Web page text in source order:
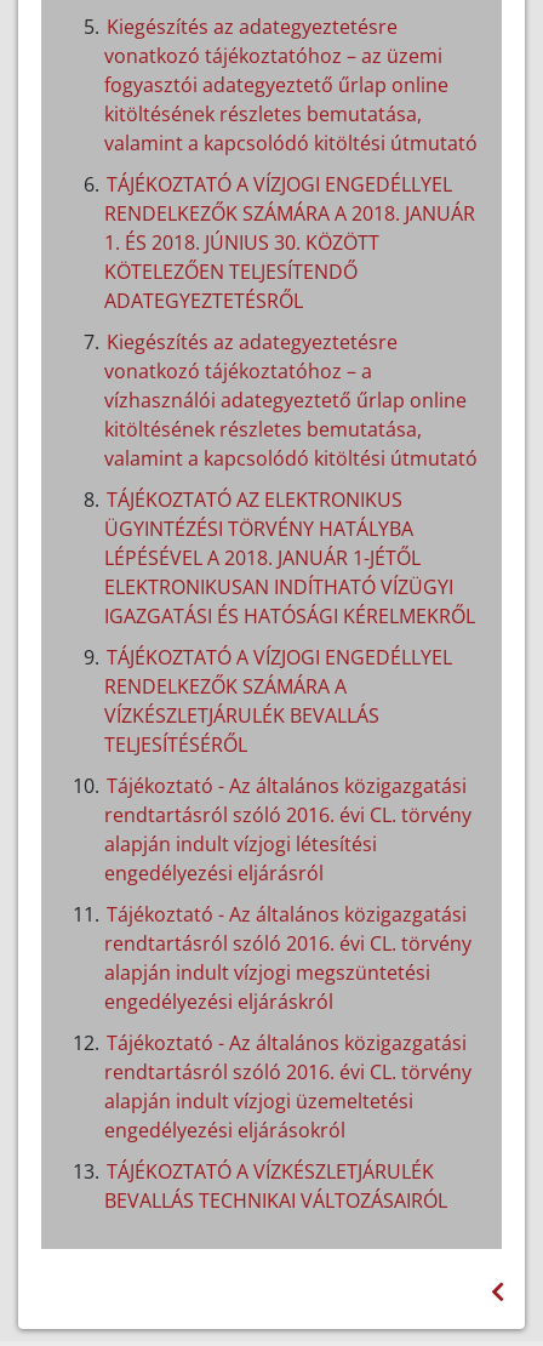
Kiegészítés az adategyeztetésre
vonatkozó tájékoztatóhoz – az üzemi
fogyasztói adategyeztető űrlap online
kitöltésének részletes bemutatása,
valamint a kapcsolódó kitöltési útmutató
TÁJÉKOZTATÓ A VÍZJOGI ENGEDÉLLYEL
RENDELKEZŐK SZÁMÁRA A 2018. JANUÁR
1. ÉS 2018. JÚNIUS 30. KÖZÖTT
KÖTELEZŐEN TELJESÍTENDŐ
ADATEGYEZTETÉSRŐL
Kiegészítés az adategyeztetésre
vonatkozó tájékoztatóhoz – a
vízhasználói adategyeztető űrlap online
kitöltésének részletes bemutatása,
valamint a kapcsolódó kitöltési útmutató
TÁJÉKOZTATÓ AZ ELEKTRONIKUS
ÜGYINTÉZÉSI TÖRVÉNY HATÁLYBA
LÉPÉSÉVEL A 2018. JANUÁR 1-JÉTŐL
ELEKTRONIKUSAN INDÍTHATÓ VÍZÜGYI
IGAZGATÁSI ÉS HATÓSÁGI KÉRELMEKRŐL
TÁJÉKOZTATÓ A VÍZJOGI ENGEDÉLLYEL
RENDELKEZŐK SZÁMÁRA A
VÍZKÉSZLETJÁRULÉK BEVALLÁS
TELJESÍTÉSÉRŐL
Tájékoztató - Az általános közigazgatási
rendtartásról szóló 2016. évi CL. törvény
alapján indult vízjogi létesítési
engedélyezési eljárásról
Tájékoztató - Az általános közigazgatási
rendtartásról szóló 2016. évi CL. törvény
alapján indult vízjogi megszüntetési
engedélyezési eljáráskról
Tájékoztató - Az általános közigazgatási
rendtartásról szóló 2016. évi CL. törvény
alapján indult vízjogi üzemeltetési
engedélyezési eljárásokról
TÁJÉKOZTATÓ A VÍZKÉSZLETJÁRULÉK
BEVALLÁS TECHNIKAI VÁLTOZÁSAIRÓL